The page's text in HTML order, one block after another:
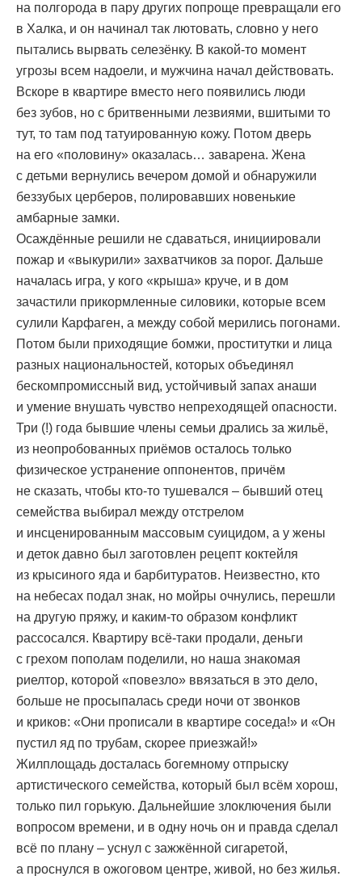
на полгорода в пару других попроще превращали его
в Халка, и он начинал так лютовать, словно у него
пытались вырвать селезёнку. В какой-то момент
угрозы всем надоели, и мужчина начал действовать.
Вскоре в квартире вместо него появились люди
без зубов, но с бритвенными лезвиями, вшитыми то
тут, то там под татуированную кожу. Потом дверь
на его «половину» оказалась… заварена. Жена
с детьми вернулись вечером домой и обнаружили
беззубых церберов, полировавших новенькие
амбарные замки.
Осаждённые решили не сдаваться, инициировали
пожар и «выкурили» захватчиков за порог. Дальше
началась игра, у кого «крыша» круче, и в дом
зачастили прикормленные силовики, которые всем
сулили Карфаген, а между собой мерились погонами.
Потом были приходящие бомжи, проститутки и лица
разных национальностей, которых объединял
бескомпромиссный вид, устойчивый запах анаши
и умение внушать чувство непреходящей опасности.
Три (!) года бывшие члены семьи дрались за жильё,
из неопробованных приёмов осталось только
физическое устранение оппонентов, причём
не сказать, чтобы кто-то тушевался – бывший отец
семейства выбирал между отстрелом
и инсценированным массовым суицидом, а у жены
и деток давно был заготовлен рецепт коктейля
из крысиного яда и барбитуратов. Неизвестно, кто
на небесах подал знак, но мойры очнулись, перешли
на другую пряжу, и каким-то образом конфликт
рассосался. Квартиру всё-таки продали, деньги
с грехом пополам поделили, но наша знакомая
риелтор, которой «повезло» ввязаться в это дело,
больше не просыпалась среди ночи от звонков
и криков: «Они прописали в квартире соседа!» и «Он
пустил яд по трубам, скорее приезжай!»
Жилплощадь досталась богемному отпрыску
артистического семейства, который был всём хорош,
только пил горькую. Дальнейшие злоключения были
вопросом времени, и в одну ночь он и правда сделал
всё по плану – уснул с зажжённой сигаретой,
а проснулся в ожоговом центре, живой, но без жилья.